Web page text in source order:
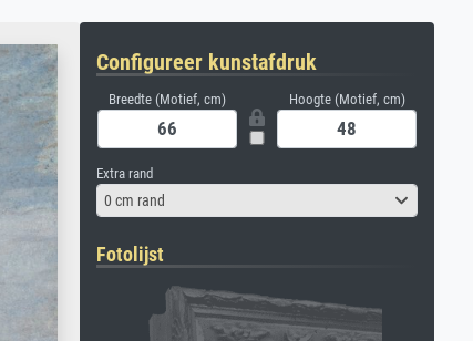
Configureer kunstafdruk
Breedte (Motief, cm) Hoogte (Motief, cm)
Extra rand
0 cm rand
Fotolijst